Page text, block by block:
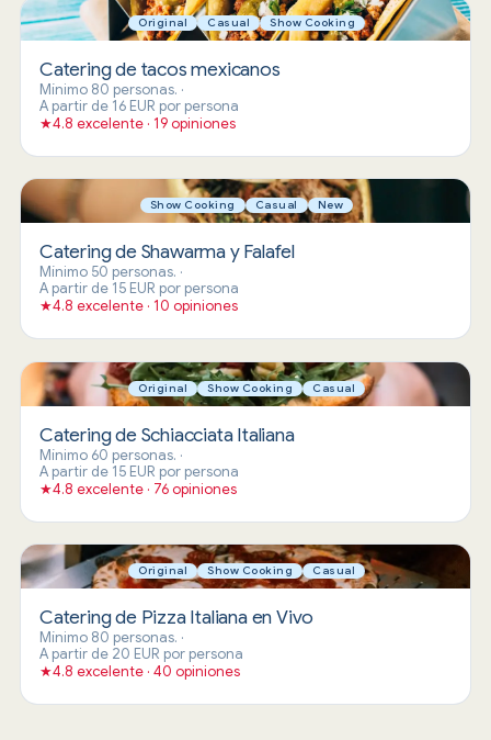
Original Casual Show Cooking
Catering de tacos mexicanos
Mínimo 80 personas. ·
A partir de 16 EUR por persona
★4.8 excelente · 19 opiniones
Show Cooking Casual New
Catering de Shawarma y Falafel
Mínimo 50 personas. ·
A partir de 15 EUR por persona
★4.8 excelente · 10 opiniones
Original Show Cooking Casual
Catering de Schiacciata Italiana
Mínimo 60 personas. ·
A partir de 15 EUR por persona
★4.8 excelente · 76 opiniones
Original Show Cooking Casual
Catering de Pizza Italiana en Vivo
Mínimo 80 personas. ·
A partir de 20 EUR por persona
★4.8 excelente · 40 opiniones